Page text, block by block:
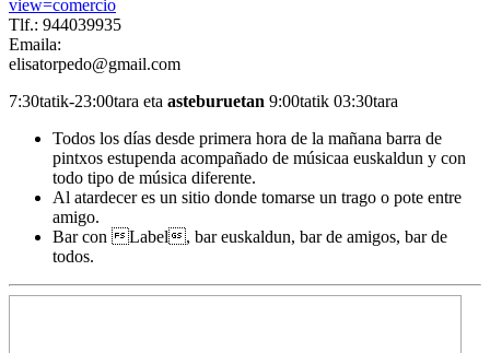
view=comercio
Tlf.: 944039935
Emaila:
elisatorpedo@gmail.com
7:30tatik-23:00tara eta asteburuetan 9:00tatik 03:30tara
Todos los días desde primera hora de la mañana barra de
pintxos estupenda acompañado de músicaa euskaldun y con
todo tipo de música diferente.
Al atardecer es un sitio donde tomarse un trago o pote entre
amigo.
Bar con Label, bar euskaldun, bar de amigos, bar de
todos.